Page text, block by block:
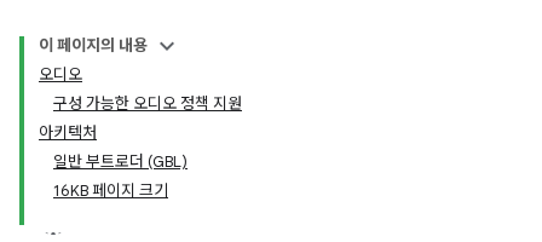
이 페이지의 내용
오디오
구성 가능한 오디오 정책 지원
아키텍처
일반 부트로더 (GBL)
16KB 페이지 크기